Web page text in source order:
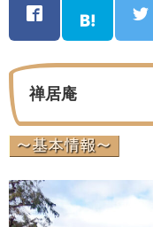
禅居庵